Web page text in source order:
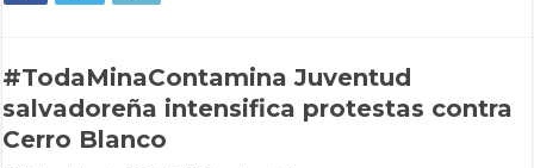
#TodaMinaContamina Juventud
salvadoreña intensifica protestas contra
Cerro Blanco